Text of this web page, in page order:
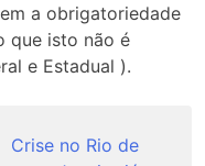
a obrigatoriedade
que isto não é
e Estadual ).
Crise no Rio de